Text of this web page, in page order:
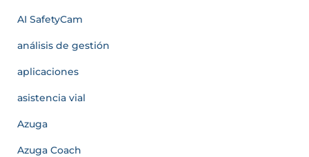
AI SafetyCam
análisis de gestión
aplicaciones
asistencia vial
Azuga
Azuga Coach